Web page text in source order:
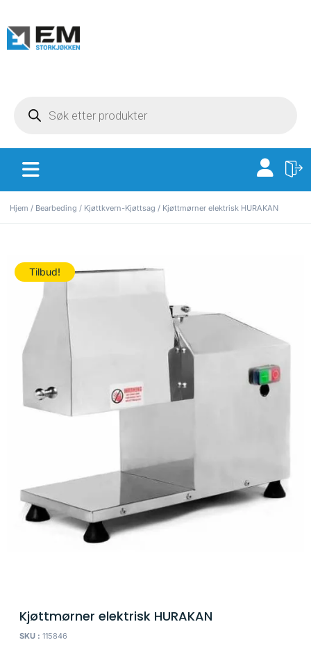
Hjem / Bearbeding / Kjøttkvern-Kjøttsag / Kjøttmørner elektrisk HURAKAN
Tilbud!
Kjøttmørner elektrisk HURAKAN
SKU : 115846